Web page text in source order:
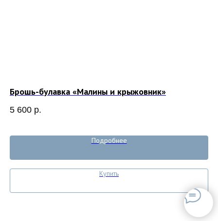
Брошь-булавка «Малины и крыжовник»
5 600 р.
Подробнее
Купить